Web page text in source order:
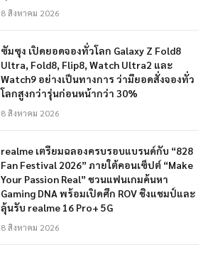
8 สิงหาคม 2026
ซัมซุง เปิดยอดจองทั่วโลก Galaxy Z Fold8
Ultra, Fold8, Flip8, Watch Ultra2 และ
Watch9 อย่างเป็นทางการ ว่ามียอดสั่งจองทั่ว
โลกสูงกว่ารุ่นก่อนหน้ากว่า 30%
8 สิงหาคม 2026
realme เตรียมฉลองครบรอบแบรนด์กับ “828
Fan Festival 2026” ภายใต้คอนเซ็ปต์ “Make
Your Passion Real” ชวนแฟนเกมค้นหา
Gaming DNA พร้อมเปิดศึก ROV ชิงแชมป์และ
ลุ้นรับ realme 16 Pro+ 5G
8 สิงหาคม 2026